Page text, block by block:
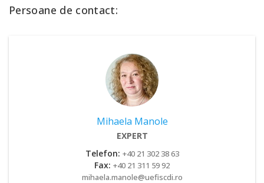
Persoane de contact:
Mihaela Manole
EXPERT
Telefon: +40 21 302 38 63
Fax: +40 21 311 59 92
mihaela.manole@uefiscdi.ro